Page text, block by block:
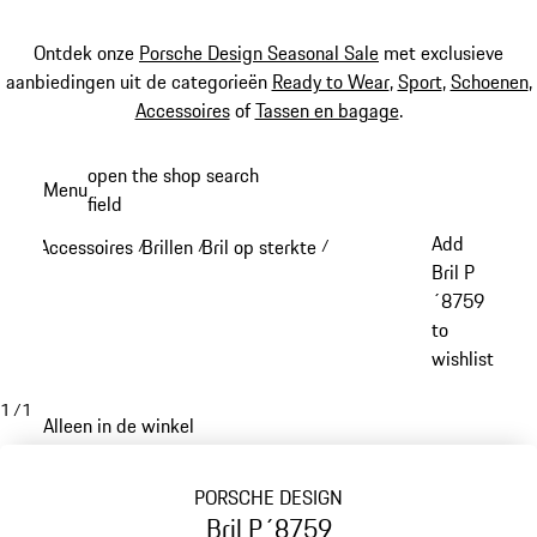
Ontdek onze Porsche Design Seasonal Sale met exclusieve
aanbiedingen uit de categorieën Ready to Wear,Sport,Schoenen,
AccessoiresofTassen en bagage.
hoofdinhoud
Menuopen the shop search
field
Accessoires /Brillen /Bril op sterkte /
Add
Bril P
´8759
to
wishlist
1 /1
Alleen in de winkel
PORSCHE DESIGN
Bril P´8759